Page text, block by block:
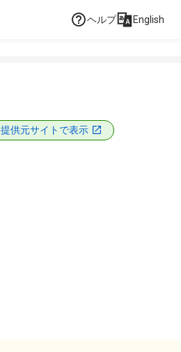
ヘルプ English
提供元サイトで表示